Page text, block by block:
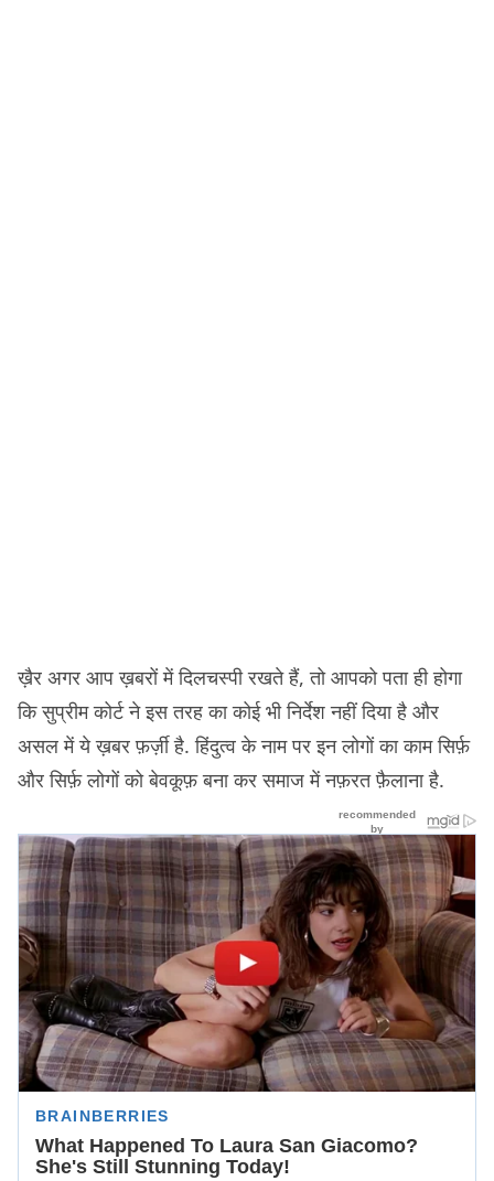
ख़ैर अगर आप ख़बरों में दिलचस्पी रखते हैं, तो आपको पता ही होगा
कि सुप्रीम कोर्ट ने इस तरह का कोई भी निर्देश नहीं दिया है और
असल में ये ख़बर फ़र्ज़ी है. हिंदुत्व के नाम पर इन लोगों का काम सिर्फ़
और सिर्फ़ लोगों को बेवकूफ़ बना कर समाज में नफ़रत फ़ैलाना है.